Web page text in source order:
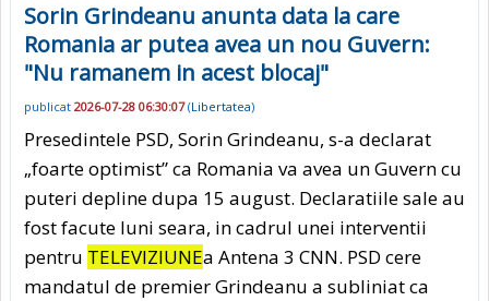
Sorin Grindeanu anunta data la care
Romania ar putea avea un nou Guvern:
"Nu ramanem in acest blocaj"
publicat 2026-07-28 06:30:07(Libertatea)
Presedintele PSD, Sorin Grindeanu, s-a declarat
„foarte optimist” ca Romania va avea un Guvern cu
puteri depline dupa 15 august. Declaratiile sale au
fost facute luni seara, in cadrul unei interventii
pentru TELEVIZIUNEa Antena 3 CNN. PSD cere
mandatul de premier Grindeanu a subliniat ca